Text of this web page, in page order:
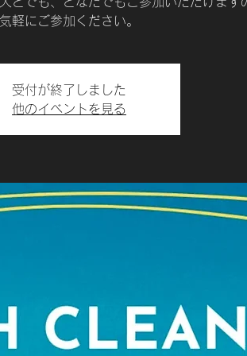
気軽にご参加ください。
受付が終了しました
他のイベントを見る